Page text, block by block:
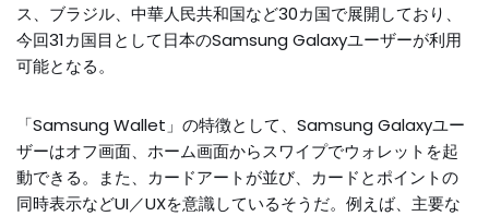
ス、ブラジル、中華人民共和国など30カ国で展開しており、
今回31カ国目として日本のSamsung Galaxyユーザーが利用
可能となる。
「Samsung Wallet」の特徴として、Samsung Galaxyユー
ザーはオフ画面、ホーム画面からスワイプでウォレットを起
動できる。また、カードアートが並び、カードとポイントの
同時表示などUI／UXを意識しているそうだ。例えば、主要な